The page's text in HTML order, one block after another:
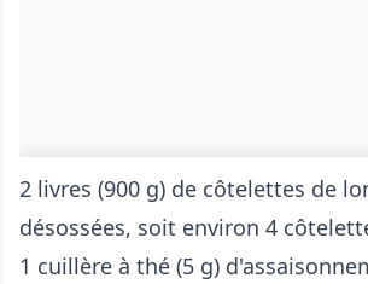
2 livres (900 g) de côtelettes de
désossées, soit environ 4
1 cuillère à thé (5 g)